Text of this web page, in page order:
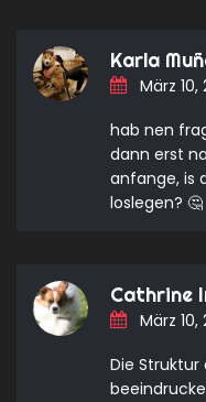
Karla
März 10,
hab nen
dann erst
anfange, is
loslegen? 🤔
Cathrine
März 10,
Die Struktur